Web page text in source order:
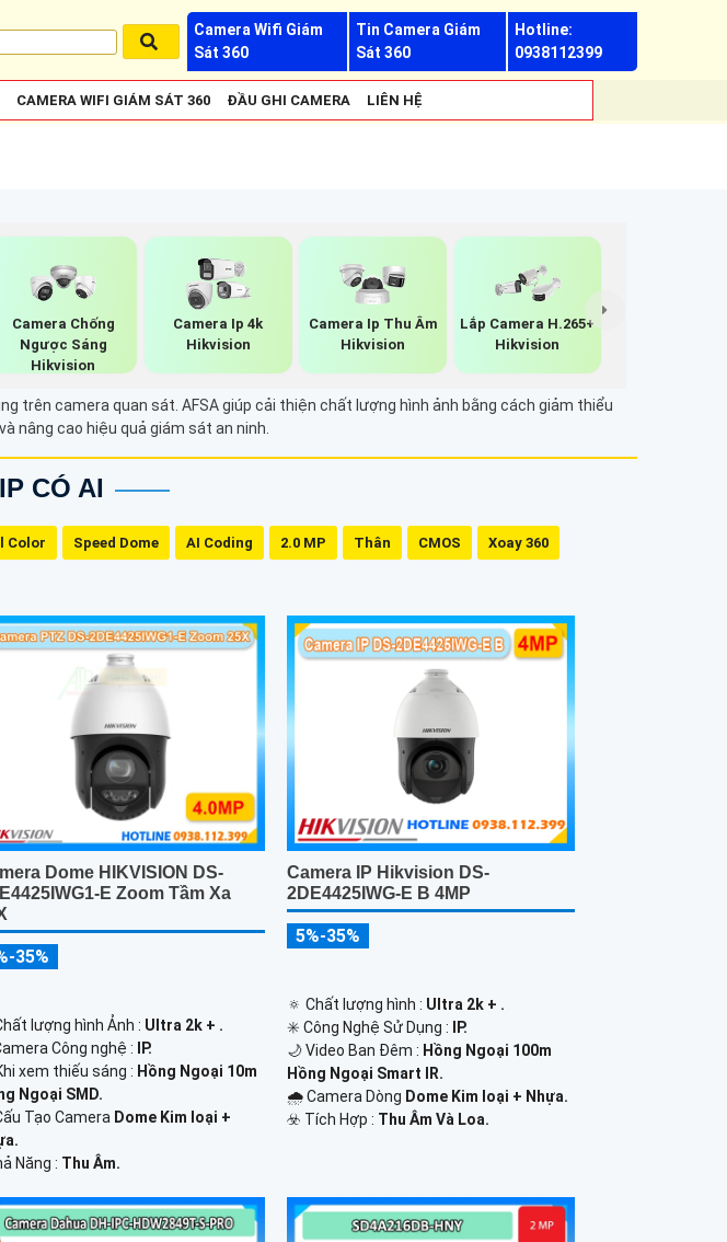
Camera Wifi Giám
Sát 360
Tin Camera Giám
Sát 360
Hotline:
0938112399
CAMERA WIFI GIÁM SÁT 360 ĐẦU GHI CAMERA LIÊN HỆ
Camera Chống
Ngược Sáng
Hikvision
Camera Ip 4k
Hikvision
Camera Ip Thu Âm
Hikvision
Lắp Camera H.265+
Hikvision
trên camera quan sát. AFSA giúp cải thiện chất lượng hình ảnh bằng cách giảm thiểu
nâng cao hiệu quả giám sát an ninh.
CÓ AI
Color Speed Dome AI Coding 2.0 MP Thân CMOS Xoay 360
Dome HIKVISION DS-
E Zoom Tầm Xa
35%
lượng hình Ảnh : Ultra 2k + .
Công nghệ :
IP.
xem thiếu sáng : Hồng Ngoại 10m
Ngoại SMD.
Tạo Camera Dome Kim loại +
Năng : Thu Âm.
Camera IP Hikvision DS-
2DE4425IWG-E B 4MP
5%-35%
🔅 Chất lượng hình : Ultra 2k + .
✳️ Công Nghệ Sử Dụng :
IP.
🌙 Video Ban Đêm : Hồng Ngoại 100m
Hồng Ngoại Smart IR.
🌧️ Camera Dòng Dome Kim loại + Nhựa.
️☣️ Tích Hợp : Thu Âm Và Loa.